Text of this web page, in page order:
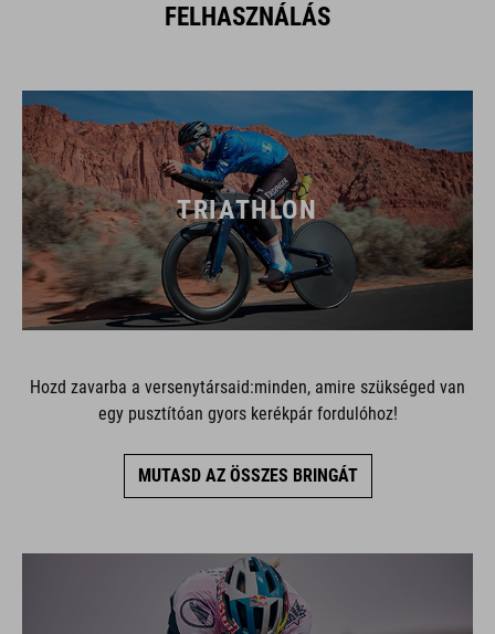
FELHASZNÁLÁS
TRIATHLON
Hozd zavarba a versenytársaid:minden, amire szükséged van
egy pusztítóan gyors kerékpár fordulóhoz!
MUTASD AZ ÖSSZES BRINGÁT